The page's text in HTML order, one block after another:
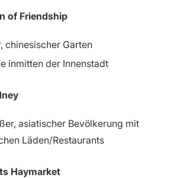
of Friendship
chinesischer Garten
inmitten der Innenstadt
asiatischer Bevölkerung mit
Läden/Restaurants
Haymarket